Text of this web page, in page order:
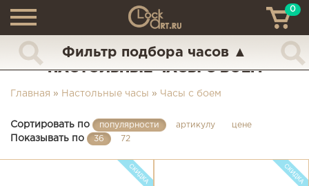
+7 (925) 517-68-49
ТН
0
Фильтр подбора часов ▲
НАСТОЛЬНЫЕ ЧАСЫ С БОЕМ
Главная » Настольные часы » Часы с боем
Сортировать по популярности артикулу цене
Показывать по 36 72